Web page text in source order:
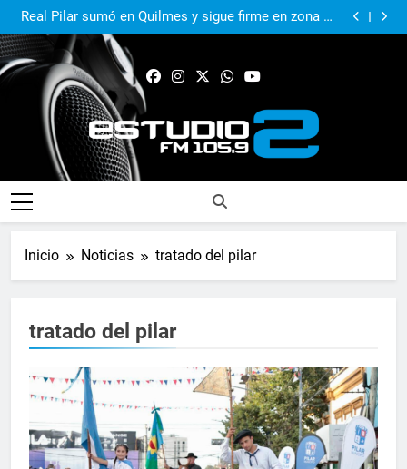
e identidad
Real Pilar sumó en Quilmes y sigue firme en zona de
Reducido
Murió Jorge Messi, el papá del 10 de la selección
El Municipio acompañó al Centro Papa Francisco en
El Municipio sigue apoyando los espacios de cultura
Real Pilar sumó en Quilmes y sigue firme en zona de
Murió Jorge Messi, el papá del 10 de la selección
argentina
FM Estudio 2
Inicio Noticias tratado del pilar
tratado del pilar